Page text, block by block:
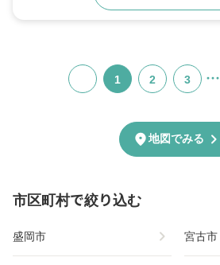
1 2 3 …
location_on地図でみる chevron_right
市区町村で絞り込む
盛岡市 chevron_right 宮古市